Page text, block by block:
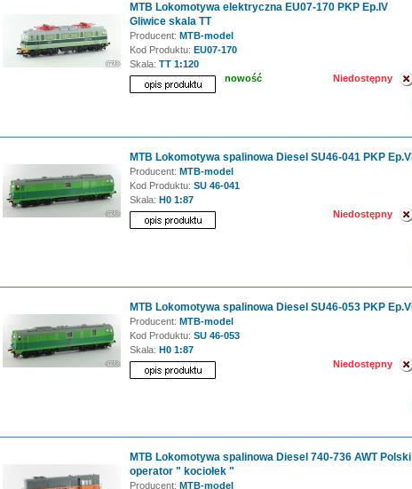
MTB Lokomotywa elektryczna EU07-170 PKP Ep.IV
Gliwice skala TT
Producent: MTB-model
Kod Produktu: EU07-170
Skala: TT 1:120
nowość
Niedostępny
MTB Lokomotywa spalinowa Diesel SU46-041 PKP Ep.VI
Producent: MTB-model
Kod Produktu: SU 46-041
Skala: H0 1:87
Niedostępny
MTB Lokomotywa spalinowa Diesel SU46-053 PKP Ep.VI
Producent: MTB-model
Kod Produktu: SU 46-053
Skala: H0 1:87
Niedostępny
MTB Lokomotywa spalinowa Diesel 740-736 AWT Polski
operator " kociołek "
Producent: MTB-model